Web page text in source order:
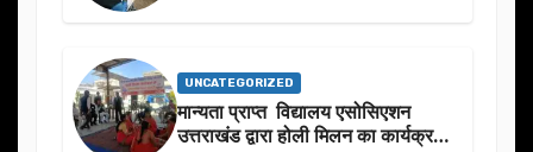
UNCATEGORIZED
मान्यता प्राप्त विद्यालय एसोसिएशन
उत्तराखंड द्वारा होली मिलन का कार्यक्रम